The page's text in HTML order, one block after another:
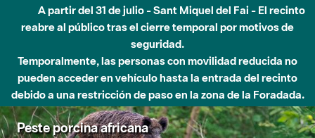
A partir del 31 de julio - Sant Miquel del Fai - El recinto
reabre al público tras el cierre temporal por motivos de
seguridad.
Temporalmente, las personas con movilidad reducida no
pueden acceder en vehículo hasta la entrada del recinto
debido a una restricción de paso en la zona de la Foradada.
Peste porcina africana